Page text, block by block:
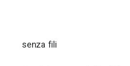
senza fili